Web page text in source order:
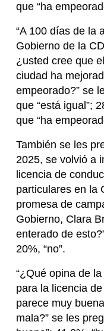
que “ha
“A 100 días de la
Gobierno de la
¿usted cree que
ciudad ha
empeorado?” se
que “está igual”;
que “ha
También se les
2025, se volvió a
licencia de
particulares en la
promesa de
Gobierno, Clara
enterado de
20%, “no”.
“¿Qué opina de
para la licencia
parece muy
mala?” se les